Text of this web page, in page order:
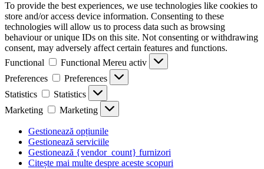
To provide the best experiences, we use technologies like cookies to
store and/or access device information. Consenting to these
technologies will allow us to process data such as browsing
behaviour or unique IDs on this site. Not consenting or withdrawing
consent, may adversely affect certain features and functions.
Functional
Functional Mereu activ
Preferences
Preferences
Statistics
Statistics
Marketing
Marketing
Gestionează opțiunile
Gestionează serviciile
Gestionează {vendor_count} furnizori
Citește mai multe despre aceste scopuri